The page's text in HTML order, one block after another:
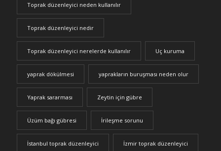
Toprak düzenleyici neden kullanılır
Toprak düzenleyici nedir
Toprak düzenleyici nerelerde kullanılır Uç kuruma
yaprak dökülmesi yaprakların buruşması neden olur
Yaprak sararması Zeytin için gübre
Üzüm bağı gübresi İrileşme sorunu
İstanbul toprak düzenleyici İzmir toprak düzenleyici